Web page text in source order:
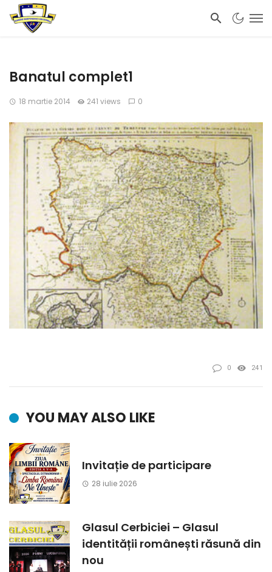
Banatul complet1
18 martie 2014 241 views 0
0 241
YOU MAY ALSO LIKE
Invitație de participare
28 iulie 2026
Glasul Cerbiciei – Glasul
identității românești răsună din
nou